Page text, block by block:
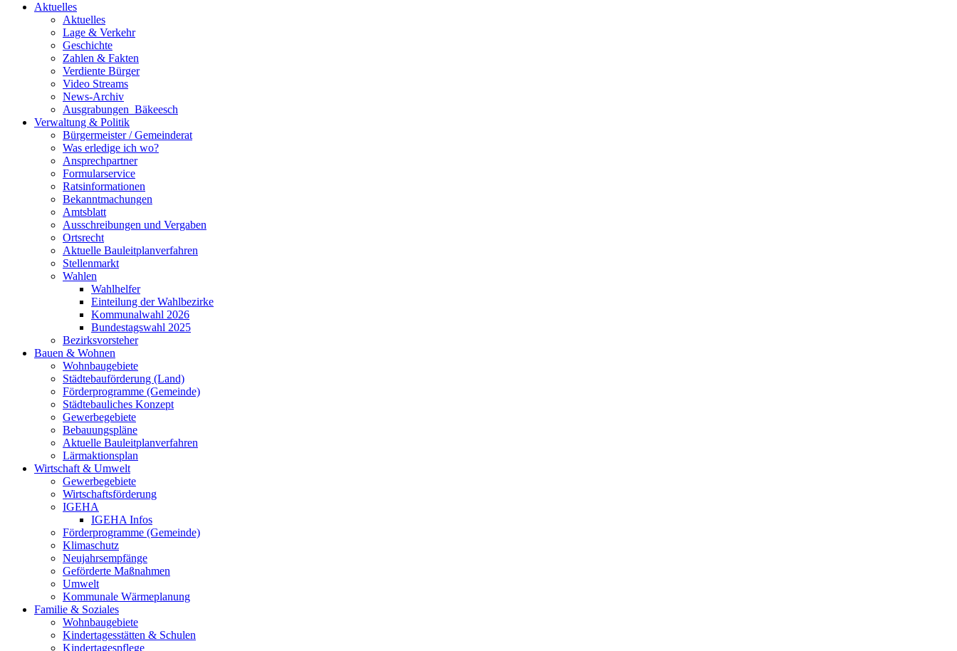
Aktuelles
Aktuelles
Lage & Verkehr
Geschichte
Zahlen & Fakten
Verdiente Bürger
Video Streams
News-Archiv
Ausgrabungen_Bäkeesch
Verwaltung & Politik
Bürgermeister / Gemeinderat
Was erledige ich wo?
Ansprechpartner
Formularservice
Ratsinformationen
Bekanntmachungen
Amtsblatt
Ausschreibungen und Vergaben
Ortsrecht
Aktuelle Bauleitplanverfahren
Stellenmarkt
Wahlen
Wahlhelfer
Einteilung der Wahlbezirke
Kommunalwahl 2026
Bundestagswahl 2025
Bezirksvorsteher
Bauen & Wohnen
Wohnbaugebiete
Städtebauförderung (Land)
Förderprogramme (Gemeinde)
Städtebauliches Konzept
Gewerbegebiete
Bebauungspläne
Aktuelle Bauleitplanverfahren
Lärmaktionsplan
Wirtschaft & Umwelt
Gewerbegebiete
Wirtschaftsförderung
IGEHA
IGEHA Infos
Förderprogramme (Gemeinde)
Klimaschutz
Neujahrsempfänge
Geförderte Maßnahmen
Umwelt
Kommunale Wärmeplanung
Familie & Soziales
Wohnbaugebiete
Kindertagesstätten & Schulen
Kindertagespflege